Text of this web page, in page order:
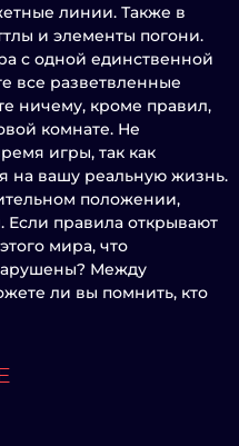
линии. Также в
и элементы погони.
с одной единственной
все разветвленные
ничему, кроме правил,
комнате. Не
игры, так как
на вашу реальную жизнь.
положении,
Если правила открывают
мира, что
Между
ли вы помнить, кто